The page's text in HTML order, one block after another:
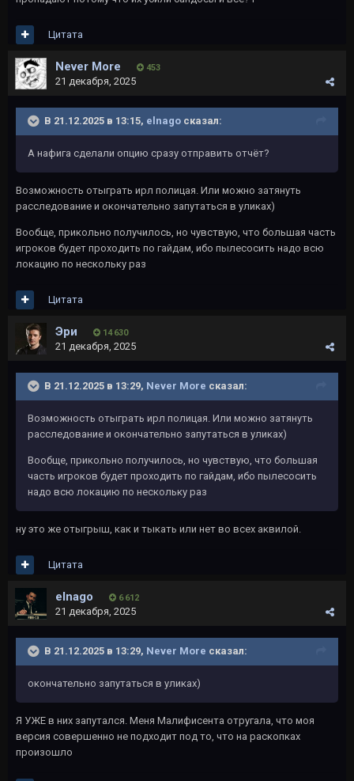
Цитата
Never More 453
21 декабря, 2025
В 21.12.2025 в 13:15, elnago сказал:
А нафига сделали опцию сразу отправить отчёт?
Возможность отыграть ирл полицая. Или можно затянуть
расследование и окончательно запутаться в уликах)
Вообще, прикольно получилось, но чувствую, что большая часть
игроков будет проходить по гайдам, ибо пылесосить надо всю
локацию по нескольку раз
Цитата
Эри 14 630
21 декабря, 2025
В 21.12.2025 в 13:29, Never More сказал:
Возможность отыграть ирл полицая. Или можно затянуть
расследование и окончательно запутаться в уликах)
Вообще, прикольно получилось, но чувствую, что большая
часть игроков будет проходить по гайдам, ибо пылесосить
надо всю локацию по нескольку раз
ну это же отыгрыш, как и тыкать или нет во всех аквилой.
Цитата
elnago 6 612
21 декабря, 2025
В 21.12.2025 в 13:29, Never More сказал:
окончательно запутаться в уликах)
Я УЖЕ в них запутался. Меня Малифисента отругала, что моя
версия совершенно не подходит под то, что на раскопках
произошло